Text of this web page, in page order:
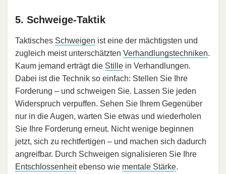
5. Schweige-Taktik
Taktisches Schweigen ist eine der mächtigsten und
zugleich meist unterschätzten Verhandlungstechniken.
Kaum jemand erträgt die Stille in Verhandlungen.
Dabei ist die Technik so einfach: Stellen Sie Ihre
Forderung – und schweigen Sie. Lassen Sie jeden
Widerspruch verpuffen. Sehen Sie Ihrem Gegenüber
nur in die Augen, warten Sie etwas und wiederholen
Sie Ihre Forderung erneut. Nicht wenige beginnen
jetzt, sich zu rechtfertigen – und machen sich dadurch
angreifbar. Durch Schweigen signalisieren Sie Ihre
Entschlossenheitebenso wie mentale Stärke.